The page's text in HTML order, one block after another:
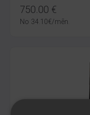
750.00 €
No 34.10€/mēn.